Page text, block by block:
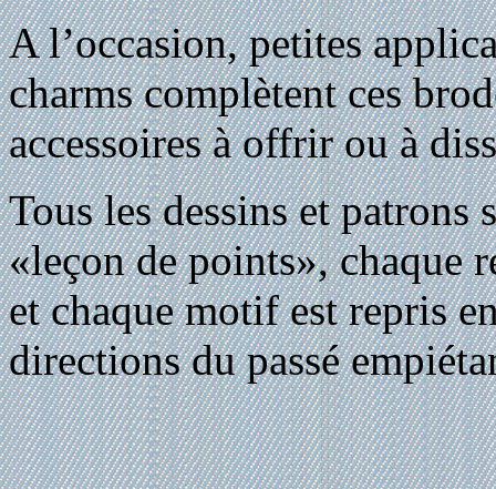
A l’occasion, petites
charms complètent ces
accessoires à offrir ou à
Tous les dessins et
«leçon de points», chaque
et chaque motif est repris
directions du passé